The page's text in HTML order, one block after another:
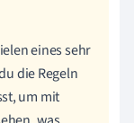
eines sehr
die Regeln
um mit